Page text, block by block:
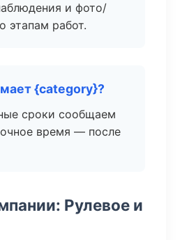
и фото/
этапам работ.
{category}?
сроки сообщаем
время — после
Рулевое и